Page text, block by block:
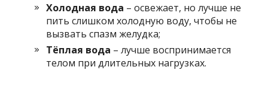
Холодная вода – освежает, но лучше не
пить слишком холодную воду, чтобы не
вызвать спазм желудка;
Тёплая вода – лучше воспринимается
телом при длительных нагрузках.